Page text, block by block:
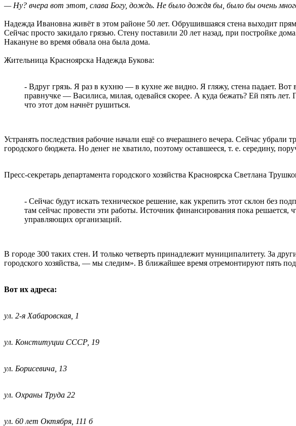
— Ну? вчера вот этот, слава Богу, дождь. Не было дождя бы, было бы очень
Надежда Ивановна живёт в этом районе 50 лет. Обрушившаяся стена выходит
Сейчас просто закидало грязью. Стену поставили 20 лет назад, при постройке
Накануне во время обвала она была дома.
Жительница Красноярска Надежда Букова:
- Вдруг грязь. Я раз в кухню — в кухне же видно. Я гляжу, стена падает. Вот
правнучке — Василиса, милая, одевайся скорее. А куда бежать? Ей пять лет.
что этот дом начнёт рушиться.
Устранять последствия рабочие начали ещё со вчерашнего вечера. Сейчас
городского бюджета. Но денег не хватило, поэтому оставшееся, т. е. середину,
Пресс-секретарь департамента городского хозяйства Красноярска Светлана
- Сейчас будут искать техническое решение, как укрепить этот склон без
там сейчас провести эти работы. Источник финансирования пока решается,
управляющих организаций.
В городе 300 таких стен. И только четверть принадлежит муниципалитету. За
городского хозяйства, — мы следим». В ближайшее время отремонтируют пять
Вот их адреса:
ул. 2-я Хабаровская, 1
ул. Конституции СССР, 19
ул. Борисевича, 13
ул. Охраны Труда 22
ул. 60 лет Октября, 111 б